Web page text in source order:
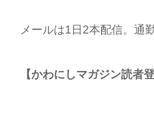
メールは1日2本配信。通
【かわにしマガジン読者